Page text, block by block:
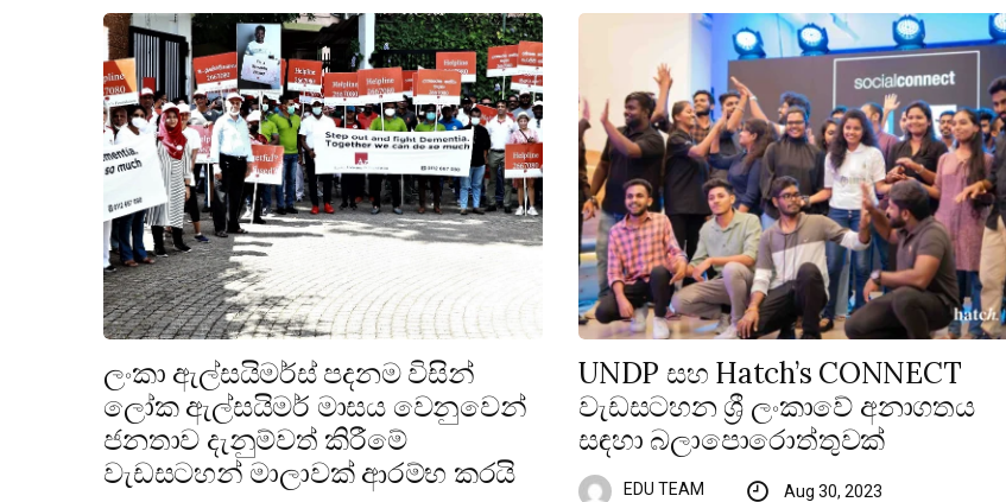
ලංකා ඇල්සයිමර්ස් පදනම විසින්
ලෝක ඇල්සයිමර් මාසය වෙනුවෙන්
ජනතාව දැනුම්වත් කිරීමේ
වැඩසටහන් මාලාවක් ආරම්භ කරයි
UNDP සහ Hatch’s CONNECT
වැඩසටහන ශ්‍රී ලංකාවේ අනාගතය
සඳහා බලාපොරොත්තුවක්
EDU TEAM Aug 30, 2023